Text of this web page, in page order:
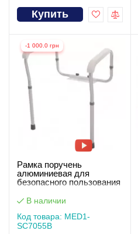
Купить
-1 000.0 грн
Рамка поручень
алюминиевая для
безопасного пользования
MED1-SC7055B
В наличии
Код товара: MED1-
SC7055B